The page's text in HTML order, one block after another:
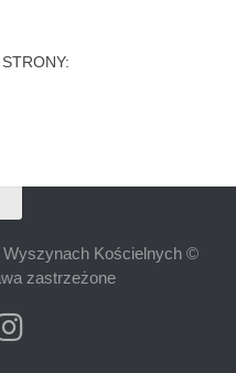
Wyszynach Kościelnych ©
zastrzeżone